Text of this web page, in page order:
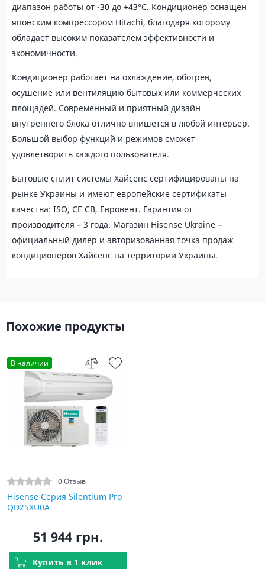
диапазон работы от -30 до +43°С. Кондиционер оснащен
японским компрессором Hitachi, благодаря которому
обладает высоким показателем эффективности и
экономичности.
Кондиционер работает на охлаждение, обогрев,
осушение или вентиляцию бытовых или коммерческих
площадей. Современный и приятный дизайн
внутреннего блока отлично впишется в любой интерьер.
Большой выбор функций и режимов сможет
удовлетворить каждого пользователя.
Бытовые сплит системы Хайсенс сертифицированы на
рынке Украины и имеют европейские сертификаты
качества: ISO, CE CB, Евровент. Гарантия от
производителя – 3 года. Магазин Hisense Ukraine –
официальный дилер и авторизованная точка продаж
кондиционеров Хайсенс на территории Украины.
Похожие продукты
В наличии
0 Отзыв
Hisense Серия Silentium Pro
QD25XU0A
51 944 грн.
Купить в 1 клик